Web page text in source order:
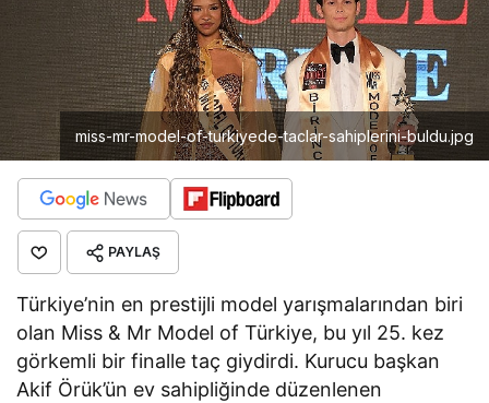
miss-mr-model-of-turkiyede-taclar-sahiplerini-buldu.jpg
PAYLAŞ
Türkiye’nin en prestijli model yarışmalarından biri
olan Miss & Mr Model of Türkiye, bu yıl 25. kez
görkemli bir finalle taç giydirdi. Kurucu başkan
Akif Örük’ün ev sahipliğinde düzenlenen